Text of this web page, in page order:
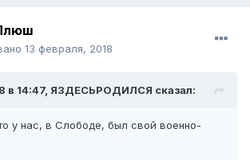
13 февраля, 2018
в 14:47, ЯЗДЕСЬРОДИЛСЯ сказал:
у нас, в Слободе, был свой военно-